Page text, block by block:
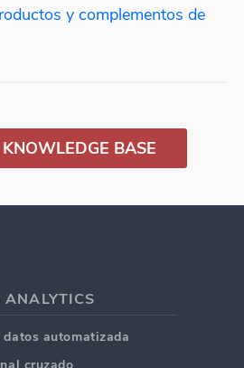
y complementos de
BASE
ANALYTICS
automatizada